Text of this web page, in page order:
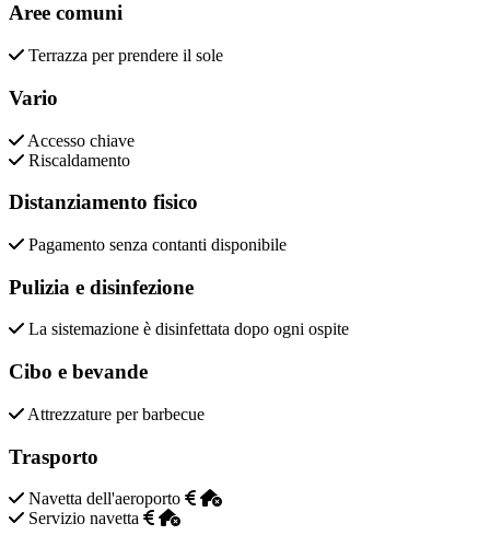
Aree comuni
Terrazza per prendere il sole
Vario
Accesso chiave
Riscaldamento
Distanziamento fisico
Pagamento senza contanti disponibile
Pulizia e disinfezione
La sistemazione è disinfettata dopo ogni ospite
Cibo e bevande
Attrezzature per barbecue
Trasporto
Navetta dell'aeroporto
Servizio navetta